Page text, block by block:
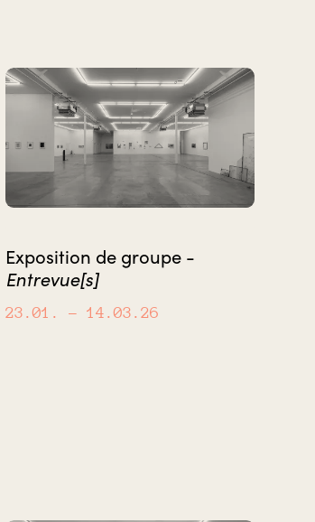
Exposition de groupe -
Entrevue[s]
23.01. – 14.03.26